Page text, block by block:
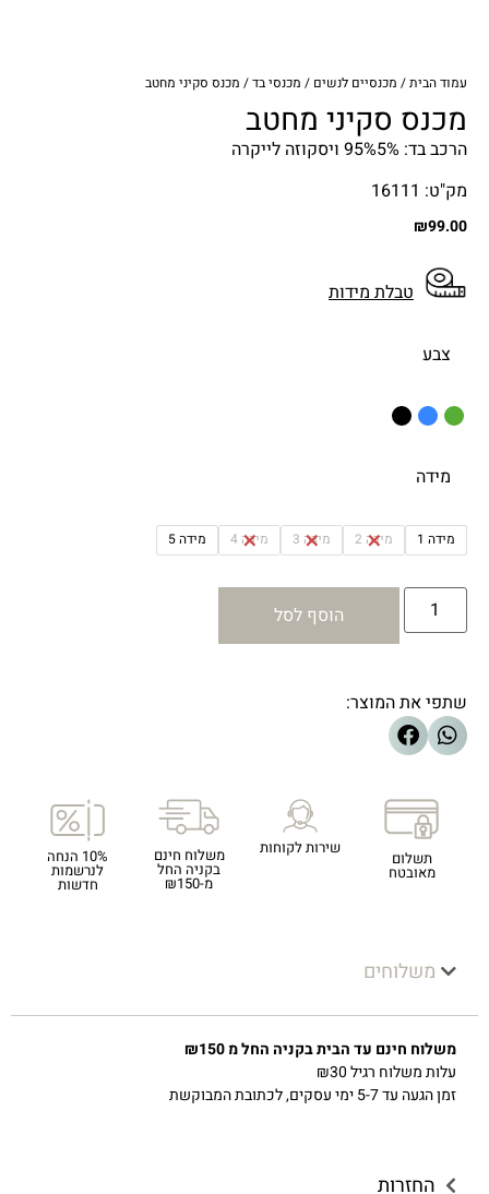
עמוד הבית/ מכנסיים לנשים / מכנסי בד/ מכנס סקיני מחטב
מכנס סקיני מחטב
הרכב בד: 95%5% ויסקוזה לייקרה
מק"ט: 16111
₪99.00
טבלת מידות
צבע
מידה
מידה 1 מידה 2 מידה 3 מידה 4 מידה 5
הוסף לסל
שתפי את המוצר:
תשלום
מאובטח
שירות לקוחות משלוח חינם
בקניה החל
מ-₪150
10% הנחה
לנרשמות
חדשות
משלוחים
משלוח חינם עד הבית בקניה החל מ ₪150
עלות משלוח רגיל ₪30
זמן הגעה עד 5-7 ימי עסקים, לכתובת המבוקשת
החזרות